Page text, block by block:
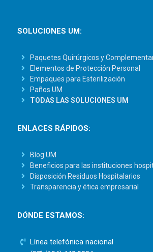
SOLUCIONES UM:
Paquetes Quirúrgicos y
Elementos de Protección Personal
Empaques para Esterilización
Paños UM
TODAS LAS SOLUCIONES UM
ENLACES RÁPIDOS:
Blog UM
Beneficios para las instituciones
Disposición Residuos Hospitalarios
Transparencia y ética empresarial
DÓNDE ESTAMOS:
Línea telefónica nacional